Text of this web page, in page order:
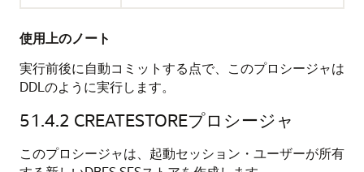
使用上のノート
実行前後に自動コミットする点で、このプロシージャは
DDLのように実行します。
51.4.2 CREATESTOREプロシージャ
このプロシージャは、起動セッション・ユーザーが所有